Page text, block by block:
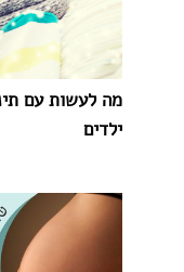
מה לעשות עם
ילדים